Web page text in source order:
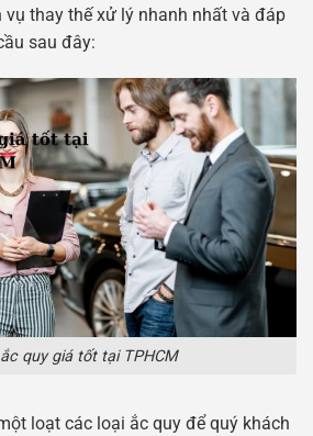
vụ thay thế xử lý nhanh nhất và đáp
sau đây:
quy giá tốt tại TPHCM
loạt các loại ắc quy để quý khách